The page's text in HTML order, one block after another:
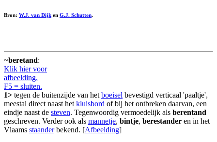
Bron: W.J. van Dijk en G.J. Schutten.
~beretand:
Klik hier voor
afbeelding.
F5 = sluiten.
1> tegen de buitenzijde van het boeisel bevestigd verticaal 'paaltje',
meestal direct naast het kluisbord of bij het ontbreken daarvan, een
eindje naast de steven. Tegenwoordig vermoedelijk als berentand
geschreven. Verder ook als mannetje, bintje, berestander en in het
Vlaams staanderbekend. [Afbeelding]